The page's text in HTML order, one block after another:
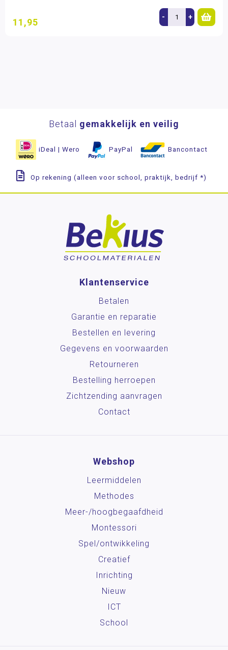
11,95 - +
Betaal gemakkelijk en veilig
iDeal | Wero PayPal Bancontact
Op rekening (alleen voor school, praktijk, bedrijf *)
Klantenservice
Betalen
Garantie en reparatie
Bestellen en levering
Gegevens en voorwaarden
Retourneren
Bestelling herroepen
Zichtzending aanvragen
Contact
Webshop
Leermiddelen
Methodes
Meer-/hoog­begaafdheid
Montessori
Spel/ontwikkeling
Creatief
Inrichting
Nieuw
ICT
School